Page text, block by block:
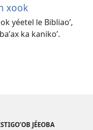
xook
yéetel le Bibliaoʼ,
ka kanikoʼ.
JÉEOBA